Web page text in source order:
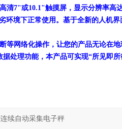
清7"或10.1"触摸屏，显示分辨率高
环境下正常使用。基于全新的人机
等网络化操作，让您的产品无论在
处理功能，本产品可实现“所见即